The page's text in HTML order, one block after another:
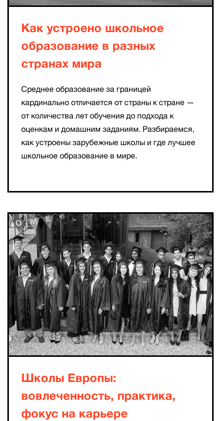
Как устроено школьное
образование в разных
странах мира
Среднее образование за границей
кардинально отличается от страны к стране —
от количества лет обучения до подхода к
оценкам и домашним заданиям. Разбираемся,
как устроены зарубежные школы и где лучшее
школьное образование в мире.
Школы Европы:
вовлеченность, практика,
фокус на карьере